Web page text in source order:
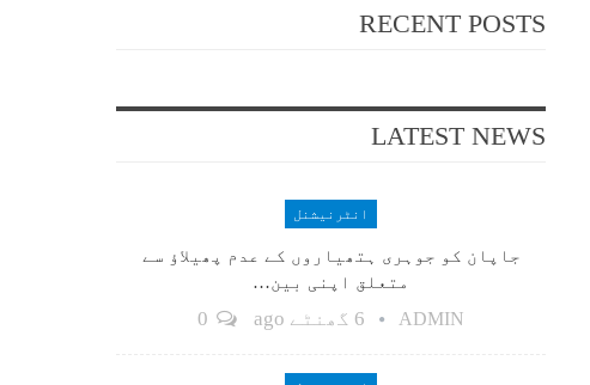
RECENT POSTS
LATEST NEWS
انٹرنیشنل
جاپان کو جوہری ہتھیاروں کے عدم پھیلاؤ سے
متعلق اپنی بین…
ADMIN 6 گھنٹے ago